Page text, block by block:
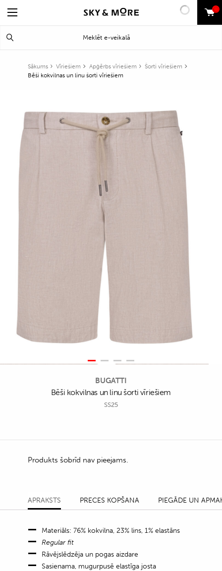
0
Sākums Vīriešiem Apģērbs vīriešiem
Šorti vīriešiem
Bēši kokvilnas un linu šorti vīriešiem
BUGATTI
Bēši kokvilnas un linu šorti vīriešiem
SS25
Produkts šobrīd nav pieejams.
APRAKSTS PRECES KOPŠANA PIEGĀDE UN
Materiāls: 76% kokvilna, 23% lins, 1% elastāns
Regular fit
Rāvējslēdzēja un pogas aizdare
Sasienama, mugurpusē elastīga josta